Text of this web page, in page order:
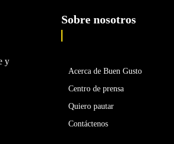
y
Sobre nosotros
Acerca de Buen Gusto
Centro de prensa
Quiero pautar
Contáctenos